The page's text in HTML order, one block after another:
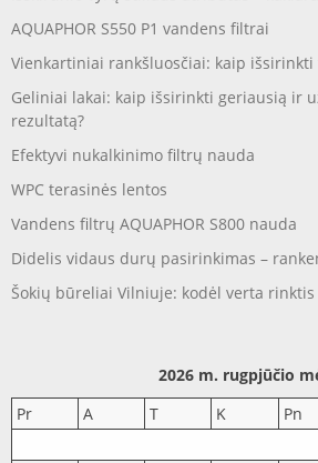
AQUAPHOR S550 P1 vandens filtrai
Vienkartiniai rankšluosčiai: kaip
Geliniai lakai: kaip išsirinkti geriausią ir
rezultatą?
Efektyvi nukalkinimo filtrų nauda
WPC terasinės lentos
Vandens filtrų AQUAPHOR S800 nauda
Didelis vidaus durų pasirinkimas –
Šokių būreliai Vilniuje: kodėl verta rinktis
2026 m. rugpjūčio
Pr
A T K Pn